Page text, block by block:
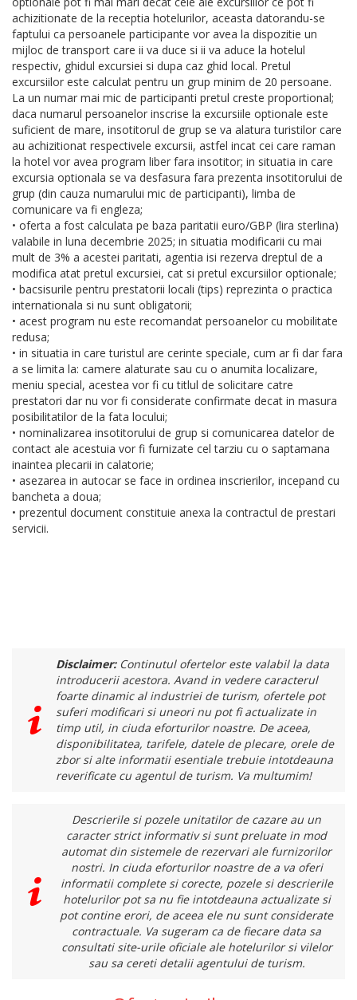
achizitionate de la receptia hotelurilor, aceasta datorandu-se
faptului ca persoanele participante vor avea la dispozitie un
mijloc de transport care ii va duce si ii va aduce la hotelul
respectiv, ghidul excursiei si dupa caz ghid local. Pretul
excursiilor este calculat pentru un grup minim de 20 persoane.
La un numar mai mic de participanti pretul creste proportional;
daca numarul persoanelor inscrise la excursiile optionale este
suficient de mare, insotitorul de grup se va alatura turistilor care
au achizitionat respectivele excursii, astfel incat cei care raman
la hotel vor avea program liber fara insotitor; in situatia in care
excursia optionala se va desfasura fara prezenta insotitorului de
grup (din cauza numarului mic de participanti), limba de
comunicare va fi engleza;
• oferta a fost calculata pe baza paritatii euro/GBP (lira sterlina)
valabile in luna decembrie 2025; in situatia modificarii cu mai
mult de 3% a acestei paritati, agentia isi rezerva dreptul de a
modifica atat pretul excursiei, cat si pretul excursiilor optionale;
• bacsisurile pentru prestatorii locali (tips) reprezinta o practica
internationala si nu sunt obligatorii;
• acest program nu este recomandat persoanelor cu mobilitate
redusa;
• in situatia in care turistul are cerinte speciale, cum ar fi dar fara
a se limita la: camere alaturate sau cu o anumita localizare,
meniu special, acestea vor fi cu titlul de solicitare catre
prestatori dar nu vor fi considerate confirmate decat in masura
posibilitatilor de la fata locului;
• nominalizarea insotitorului de grup si comunicarea datelor de
contact ale acestuia vor fi furnizate cel tarziu cu o saptamana
inaintea plecarii in calatorie;
• asezarea in autocar se face in ordinea inscrierilor, incepand cu
bancheta a doua;
• prezentul document constituie anexa la contractul de prestari
servicii.
Disclaimer:Continutul ofertelor este valabil la data
introducerii acestora. Avand in vedere caracterul
foarte dinamic al industriei de turism, ofertele pot
suferi modificari si uneori nu pot fi actualizate in
timp util, in ciuda eforturilor noastre. De aceea,
disponibilitatea, tarifele, datele de plecare, orele de
zbor si alte informatii esentiale trebuie intotdeauna
reverificate cu agentul de turism. Va multumim!
Descrierile si pozele unitatilor de cazare au un
caracter strict informativ si sunt preluate in mod
automat din sistemele de rezervari ale furnizorilor
nostri. In ciuda eforturilor noastre de a va oferi
informatii complete si corecte, pozele si descrierile
hotelurilor pot sa nu fie intotdeauna actualizate si
pot contine erori, de aceea ele nu sunt considerate
contractuale. Va sugeram ca de fiecare data sa
consultati site-urile oficiale ale hotelurilor si vilelor
sau sa cereti detalii agentului de turism.